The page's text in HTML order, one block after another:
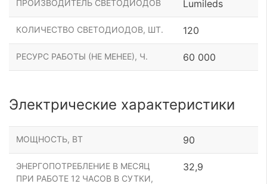
ПРОИЗВОДИТЕЛЬ СВЕТОДИОДОВ Lumileds
КОЛИЧЕСТВО СВЕТОДИОДОВ, ШТ. 120
РЕСУРС РАБОТЫ (НЕ МЕНЕЕ), Ч. 60 000
Электрические характеристики
МОЩНОСТЬ, ВТ 90
ЭНЕРГОПОТРЕБЛЕНИЕ В МЕСЯЦ
ПРИ РАБОТЕ 12 ЧАСОВ В СУТКИ,
32,9